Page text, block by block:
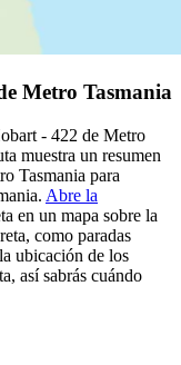
Metro Tasmania
- 422 de Metro
muestra un resumen
Tasmania para
Abre la
en un mapa sobre la
como paradas
ubicación de los
así sabrás cuándo